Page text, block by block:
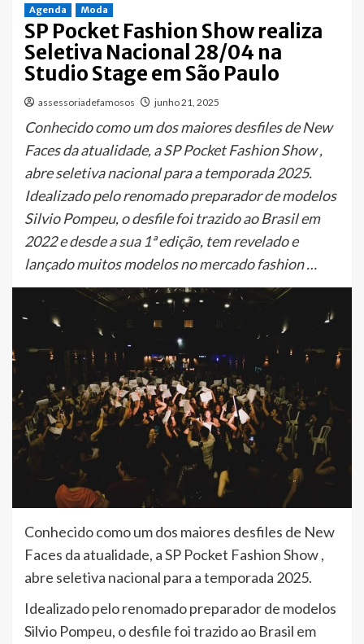
Agenda Moda
SP Pocket Fashion Show realiza
Seletiva Nacional 28/04 na
Studio Stage em São Paulo
assessoriadefamosos junho 21, 2025
Conhecido como um dos maiores desfiles de New
Faces da atualidade, a SP Pocket Fashion Show ,
abre seletiva nacional para a temporada 2025.
Idealizado pelo renomado preparador de modelos
Silvio Pompeu, o desfile foi trazido ao Brasil em
2022 e desde a sua 1ª edição, tem revelado e
lançado muitos modelos no mercado fashion …
Conhecido como um dos maiores desfiles de New
Faces da atualidade, a SP Pocket Fashion Show ,
abre seletiva nacional para a temporada 2025.
Idealizado pelo renomado preparador de modelos
Silvio Pompeu, o desfile foi trazido ao Brasil em